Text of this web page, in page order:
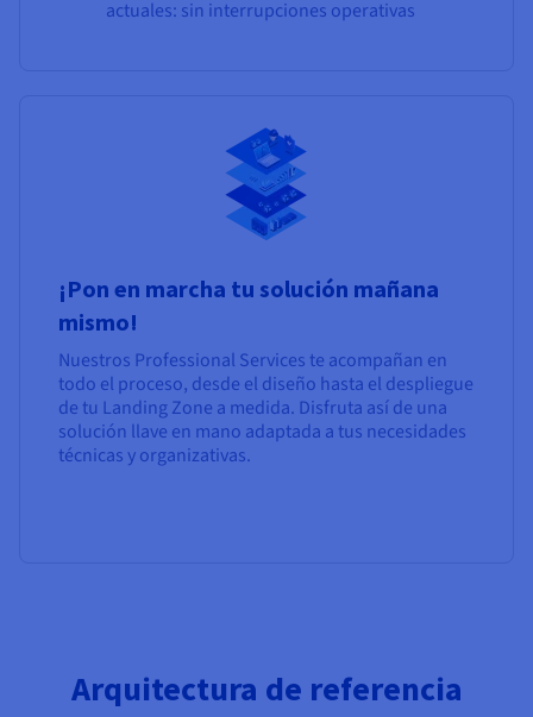
actuales: sin interrupciones operativas
¡Pon en marcha tu solución mañana
mismo!
Nuestros Professional Services te acompañan en
todo el proceso, desde el diseño hasta el despliegue
de tu Landing Zone a medida. Disfruta así de una
solución llave en mano adaptada a tus necesidades
técnicas y organizativas.
Arquitectura de referencia